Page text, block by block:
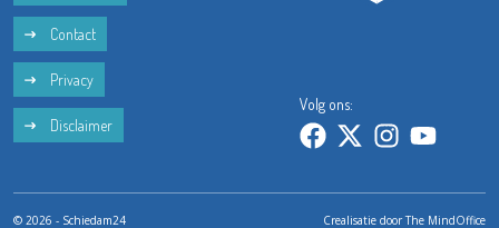
Contact
Privacy
Disclaimer
Volg ons:
© 2026 - Schiedam24 Crealisatie doorThe MindOffice